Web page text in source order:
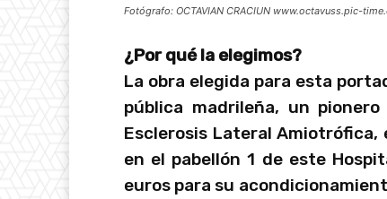
Fotógrafo: OCTAVIAN CRACIUN www.octavuss.pic-
¿Por qué la elegimos?
La obra elegida para esta
pública madrileña, un
Esclerosis Lateral Amiotrófica,
en el pabellón 1 de este
euros para su